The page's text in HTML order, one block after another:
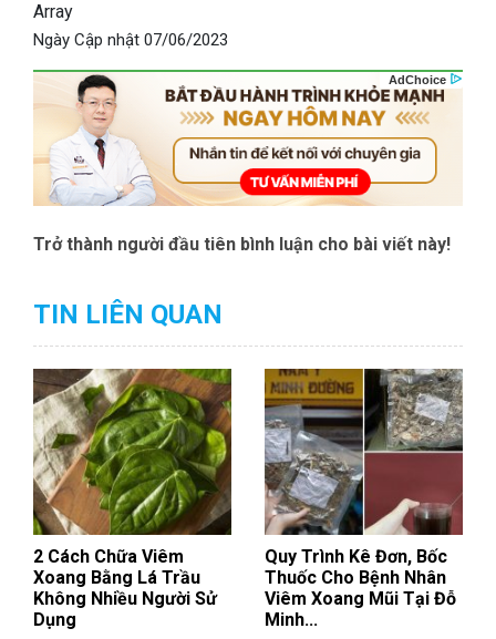
Array
Ngày Cập nhật 07/06/2023
Trở thành người đầu tiên bình luận cho bài viết này!
TIN LIÊN QUAN
2 Cách Chữa Viêm
Xoang Bằng Lá Trầu
Không Nhiều Người Sử
Dụng
Quy Trình Kê Đơn, Bốc
Thuốc Cho Bệnh Nhân
Viêm Xoang Mũi Tại Đỗ
Minh...